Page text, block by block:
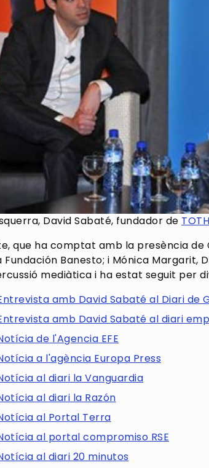
David Sabaté, fundador de
que ha comptat amb la presència de
Fundación Banesto; i Mónica Margarit,
mediàtica i ha estat seguit per
amb David Sabaté al Diari de
amb David Sabaté al diari
de l'Agencia EFE
a l'agència Europa Press
al diari la Vanguardia
al diari la Razón
al Portal Terra
al portal compromiso RSE
al diari 20 minutos